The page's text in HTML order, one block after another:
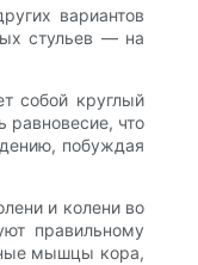
вариантов
стульев — на
собой круглый
равновесие, что
побуждая
и колени во
правильному
мышцы кора,